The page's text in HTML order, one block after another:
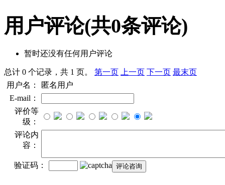
用户评论(共0条评论)
暂时还没有任何用户评论
总计 0 个记录，共 1 页。 第一页 上一页 下一页 最末页
用户名：
匿名用户
E-mail：
评价等
级：
评论内
容：
验证码：